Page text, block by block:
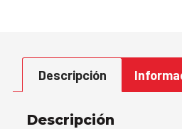
Descripción
Descripción